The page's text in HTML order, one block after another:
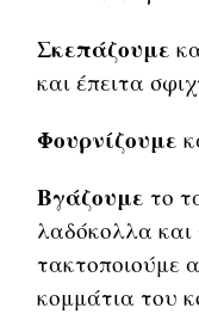
Σκεπάζουμε
και έπειτα
Φουρνίζουμε
Βγάζουμε το
λαδόκολλα και
τακτοποιούμε
κομμάτια του